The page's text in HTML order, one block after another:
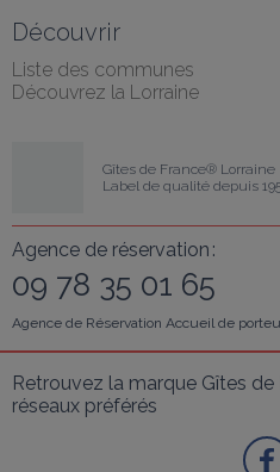
Découvrir
Liste des communes
Découvrez la Lorraine
Gîtes de France® Lorraine
Label de qualité depuis
Agence de réservation :
09 78 35 01 65
Agence de Réservation Accueil de
Retrouvez la marque Gîtes
réseaux préférés